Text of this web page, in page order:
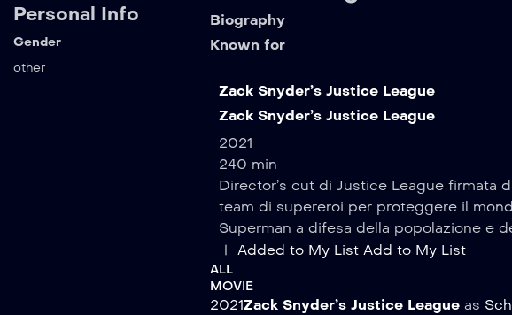
Personal Info
Gender
other
Biography
Known for
Zack Snyder’s Justice League
Zack Snyder’s Justice League
2021
240 min
Director’s cut di Justice League firmata
team di supereroi per proteggere il
Superman a difesa della popolazione e
Added to My List Add to My List
ALL
MOVIE
2021Zack Snyder’s Justice League as